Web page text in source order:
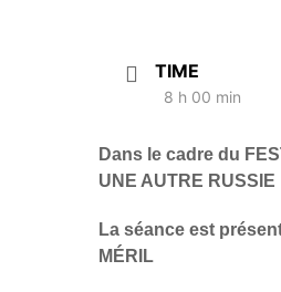
TIME
8 h 00 min
Dans le cadre du
UNE AUTRE RUSSIE
La séance est
MÉRIL